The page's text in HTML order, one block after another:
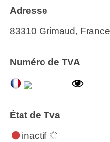
Adresse
83310 Grimaud, France
Numéro de TVA
État de Tva
inactif